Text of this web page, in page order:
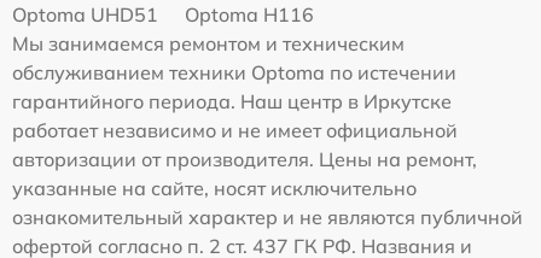
Optoma UHD51
Optoma H116
Мы занимаемся ремонтом и техническим
обслуживанием техники Optoma по истечении
гарантийного периода. Наш центр в Иркутске
работает независимо и не имеет официальной
авторизации от производителя. Цены на ремонт,
указанные на сайте, носят исключительно
ознакомительный характер и не являются публичной
офертой согласно п. 2 ст. 437 ГК РФ. Названия и